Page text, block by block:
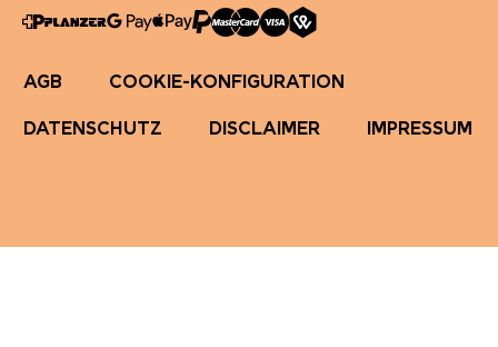
AGB COOKIE-KONFIGURATION
DATENSCHUTZ DISCLAIMER IMPRESSUM